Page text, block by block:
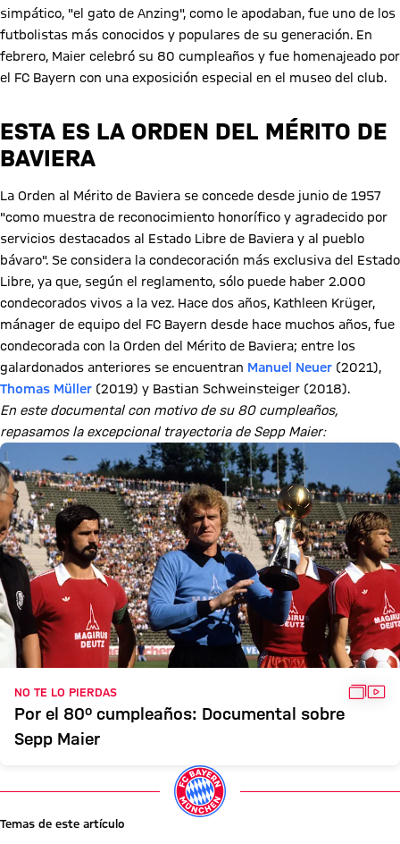
simpático, "el gato de Anzing", como le apodaban, fue uno de los
futbolistas más conocidos y populares de su generación. En
febrero, Maier celebró su 80 cumpleaños y fue homenajeado por
el FC Bayern con una exposición especial en el museo del club.
ESTA ES LA ORDEN DEL MÉRITO DE
BAVIERA
La Orden al Mérito de Baviera se concede desde junio de 1957
"como muestra de reconocimiento honorífico y agradecido por
servicios destacados al Estado Libre de Baviera y al pueblo
bávaro". Se considera la condecoración más exclusiva del Estado
Libre, ya que, según el reglamento, sólo puede haber 2.000
condecorados vivos a la vez. Hace dos años, Kathleen Krüger,
mánager de equipo del FC Bayern desde hace muchos años, fue
condecorada con la Orden del Mérito de Baviera; entre los
galardonados anteriores se encuentran Manuel Neuer (2021),
Thomas Müller (2019) y Bastian Schweinsteiger (2018).
En este documental con motivo de su 80 cumpleaños,
repasamos la excepcional trayectoria de Sepp Maier:
NO TE LO PIERDAS
Por el 80º cumpleaños: Documental sobre
Sepp Maier
Temas de este artículo